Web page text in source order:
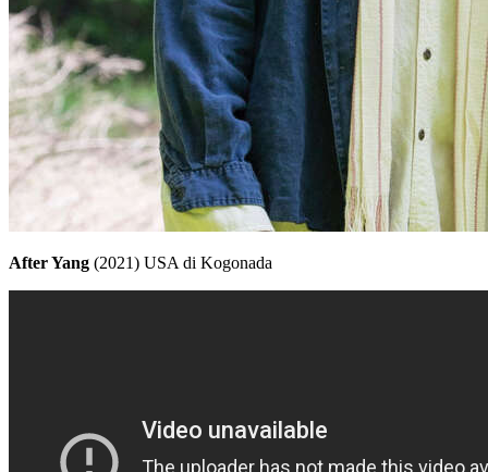
After Yang (2021) USA di Kogonada